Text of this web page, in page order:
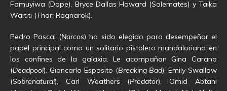
Famuyiwa (Dope), Bryce Dallas Howard (Solemates) y Taika
Waititi (Thor: Ragnarok).
Pedro Pascal (Narcos) ha sido elegido para desempeñar el
papel principal como un solitario pistolero mandaloriano en
los confines de la galaxia. Le acompañan Gina Carano
(Deadpool), Giancarlo Esposito (Breaking Bad), Emily Swallow
(Sobrenatural), Carl Weathers (Predator), Omid Abtahi